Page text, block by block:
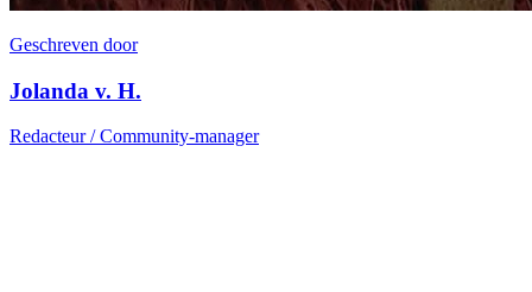
Geschreven door
Jolanda v. H.
Redacteur / Community-manager